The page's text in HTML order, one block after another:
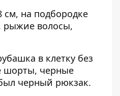
см, на подбородке
рыжие волосы,
в клетку без
шорты, черные
черный рюкзак.